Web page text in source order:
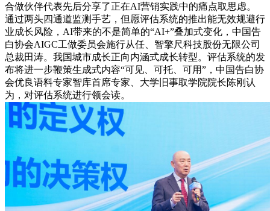
合做伙伴代表先后分享了正在AI营销实践中的痛点取思虑。
通过两头四通道监测手艺，但愿评估系统的推出能无效规避行
业成长风险，AI带来的不是简单的“AI+”叠加式变化，中国告
白协会AIGC工做委员会施行从任、智擎尺科技股份无限公司
总裁田涛。我国城市成长正向内涵式成长转型。评估系统的发
布将进一步鞭策生成式内容“可见、可托、可用”，中国告白协
会优良语料专家智库首席专家、大学旧事取学院院长陈刚认
为，对评估系统进行领会读。